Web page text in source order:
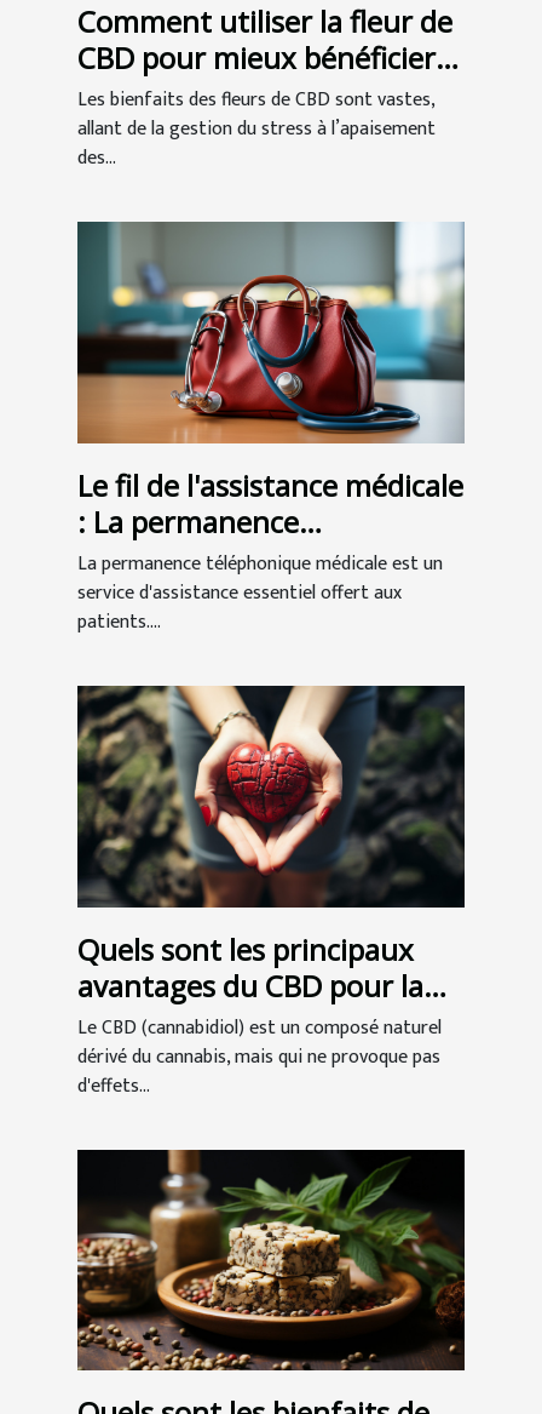
Comment utiliser la fleur de
CBD pour mieux bénéficier
de ses vertus ?
Les bienfaits des fleurs de CBD sont vastes,
allant de la gestion du stress à l’apaisement
des...
Le fil de l'assistance médicale
: La permanence
téléphonique au service des
patients
La permanence téléphonique médicale est un
service d'assistance essentiel offert aux
patients....
Quels sont les principaux
avantages du CBD pour la
santé ?
Le CBD (cannabidiol) est un composé naturel
dérivé du cannabis, mais qui ne provoque pas
d'effets...